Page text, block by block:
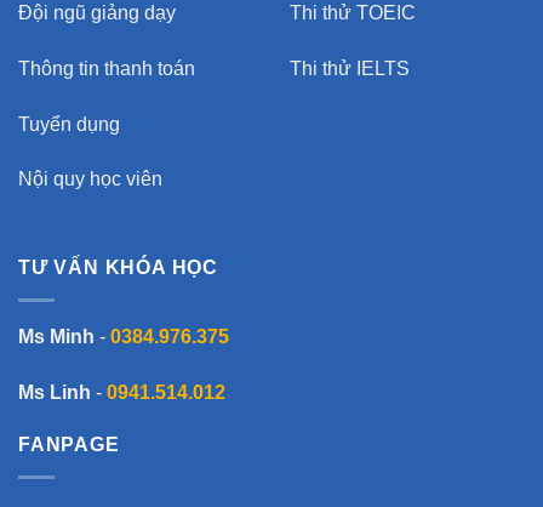
Đội ngũ giảng dạy
Thông tin thanh toán
Tuyển dụng
Nội quy học viên
Thi thử TOEIC
Thi thử IELTS
TƯ VẤN KHÓA HỌC
Ms Minh - 0384.976.375
Ms Linh - 0941.514.012
FANPAGE